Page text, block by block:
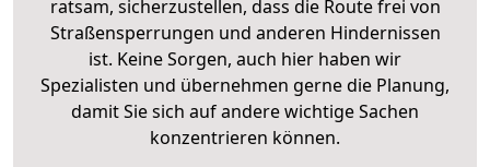
ratsam, sicherzustellen, dass die Route frei von
Straßensperrungen und anderen Hindernissen
ist. Keine Sorgen, auch hier haben wir
Spezialisten und übernehmen gerne die Planung,
damit Sie sich auf andere wichtige Sachen
konzentrieren können.